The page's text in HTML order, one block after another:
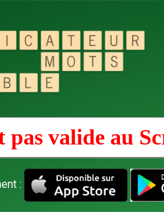
pas valide au
: